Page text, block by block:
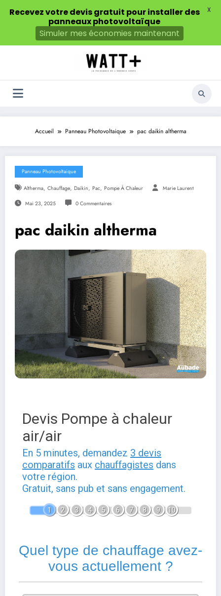
Accueil Panneau Photovoltaique pac daikin altherma
Panneau Photovoltaique
Altherma, Chauffage, Daikin, Pac, Pompe À Chaleur Marie Laurent
Mai 23, 2025 0 Commentaires
pac daikin altherma
Devis Pompe à chaleur
air/air
En 5 minutes, demandez 3 devis
comparatifs aux chauffagistes dans
votre région.
Gratuit, sans pub et sans engagement.
1 2 3 4 5 6 7 8 9 10
Quel type de chauffage avez-
vous actuellement ?
Recevez votre devis gratuit pour installer des
panneaux photovoltaïque
Simuler mes économies maintenant
X